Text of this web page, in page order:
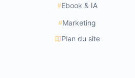
#Ebook & IA
#Marketing
Plan du site